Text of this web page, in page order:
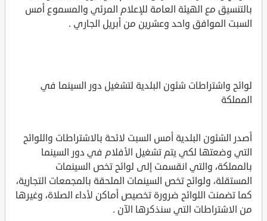
بالتنسيق مع الهيئة العامة للإعلام المرئي والمسموع أمس
السبت الموافق واحد وعشرين من أبريل الجاري .
لوائح واشتراطات شئون البلدية لتشغيل دور السينما في
المملكة
أصدر الشئون البلدية أمس السبت لائحة بالاشتراطات واللوائح
التي وضعتها لكي يتم تشغيل الأفلام في دور السينما
بالمملكة، والتي انقسمت إلى لوائح تخص السينمات
المستقلة، ولوائح تخص السينمات الملحقة بالمجمعات التجارية،
كما تضمنت اللوائح ضرورة تخصيص أماكن لأداء الصلاة، وغيرها
من الاشتراطات التي سنذكرها الآن .